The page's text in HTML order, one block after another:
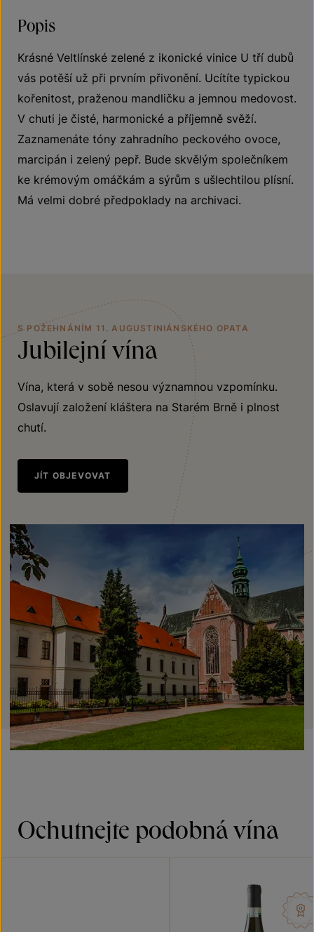
Popis
Krásné Veltlínské zelené z ikonické vinice U tří dubů
vás potěší už při prvním přivonění. Ucítíte typickou
kořenitost, praženou mandličku a jemnou medovost.
V chuti je čisté, harmonické a příjemně svěží.
Zaznamenáte tóny zahradního peckového ovoce,
marcipán i zelený pepř. Bude skvělým společníkem
ke krémovým omáčkám a sýrům s ušlechtilou plísní.
Má velmi dobré předpoklady na archivaci.
S POŽEHNÁNÍM 11. AUGUSTINIÁNSKÉHO OPATA
Jubilejní vína
Vína, která v sobě nesou významnou vzpomínku.
Oslavují založení kláštera na Starém Brně i plnost
chutí.
JÍT OBJEVOVAT
Ochutnejte podobná vína